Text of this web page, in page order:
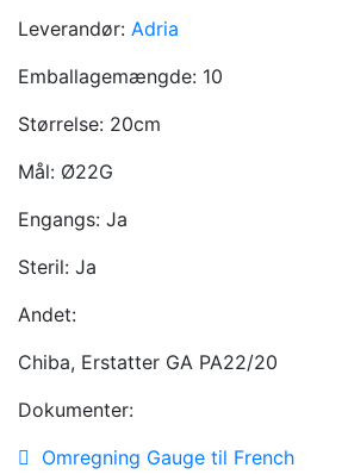
Leverandør: Adria
Emballagemængde: 10
Størrelse: 20cm
Mål: Ø22G
Engangs: Ja
Steril: Ja
Andet:
Chiba, Erstatter GA PA22/20
Dokumenter:
Omregning Gauge til French